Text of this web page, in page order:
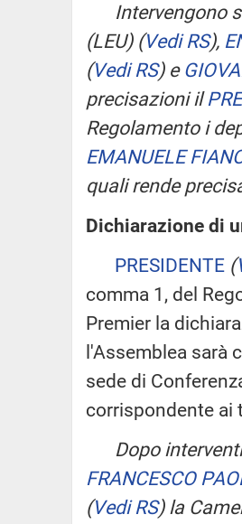
Intervengono
(LEU) (Vedi RS),
(Vedi RS)e
precisazioni il
Regolamento i
EMANUELE
quali rende
Dichiarazione di
PRESIDENTE (
comma 1, del
Premier la
l'Assemblea sarà
sede di
corrispondente ai
Dopo
FRANCESCO
(Vedi RS)la